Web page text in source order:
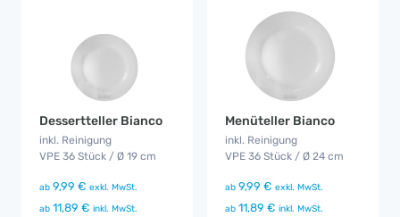
Dessertteller Bianco
inkl. Reinigung
VPE 36 Stück / Ø 19 cm
ab 9,99 € exkl. MwSt.
ab 11,89 € inkl. MwSt.
Menüteller Bianco
inkl. Reinigung
VPE 36 Stück / Ø 24 cm
ab 9,99 € exkl. MwSt.
ab 11,89 € inkl. MwSt.